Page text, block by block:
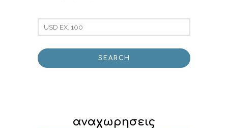
αναχωρησεις